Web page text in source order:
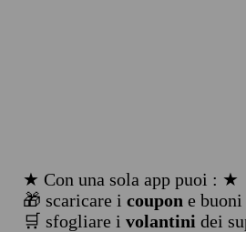
★ Con una sola app puoi : ★
🎁 scaricare i coupon e
🛒 sfogliare i volantini dei